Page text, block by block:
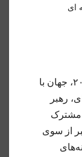
ای
صبح روز تاریخی در اول ماه مارس ۲۰۲۶، جهان با
رهبر
مشترک
از سوی